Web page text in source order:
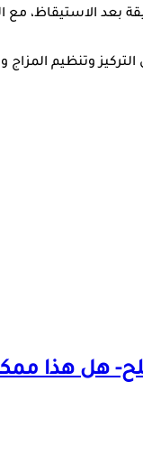
بالابتعاد عن الشاشات خلال
وتنظيم المزاج
هل هذا